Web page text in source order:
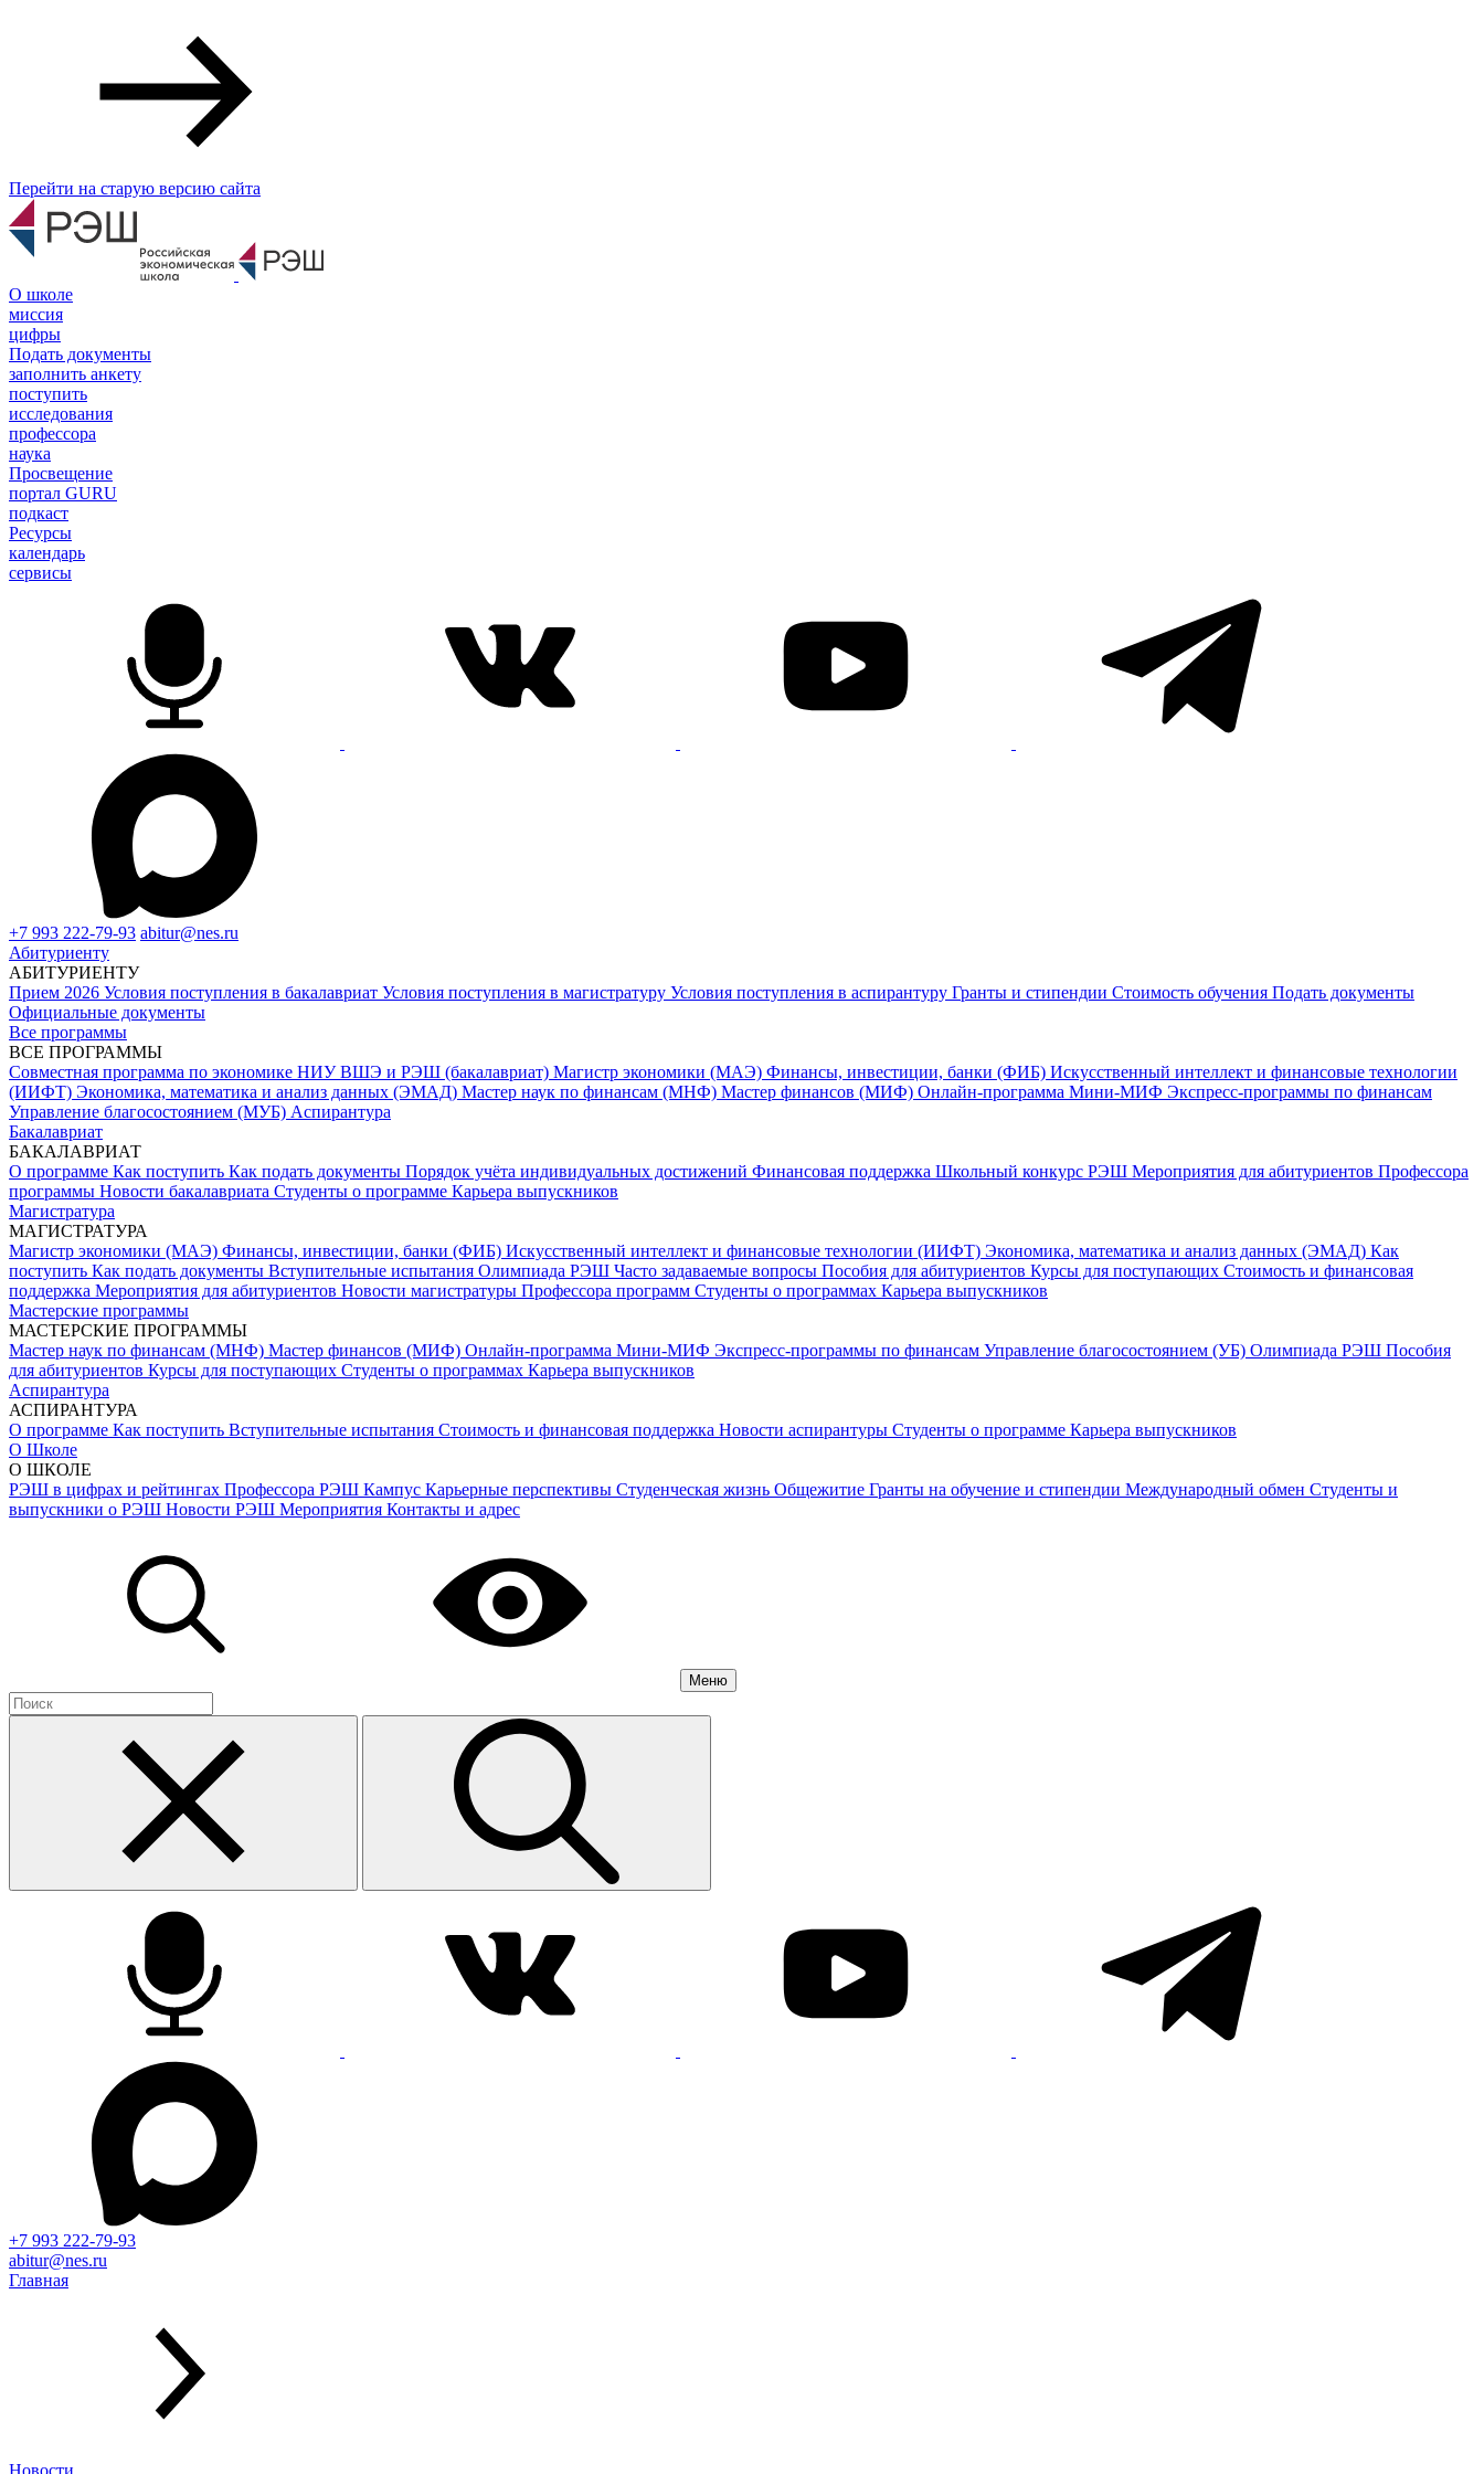
Перейти на старую версию сайта
О школе
миссия
цифры
Подать документы
заполнить анкету
поступить
исследования
профессора
наука
Просвещение
портал GURU
подкаст
Ресурсы
календарь
сервисы
+7 993 222-79-93 abitur@nes.ru
Абитуриенту
АБИТУРИЕНТУ
Прием 2026 Условия поступления в бакалавриат Условия поступления в магистратуру Условия поступления в аспирантуру Гранты и стипендии Стоимость обучения Подать документы
Официальные документы
Все программы
ВСЕ ПРОГРАММЫ
Совместная программа по экономике НИУ ВШЭ и РЭШ (бакалавриат) Магистр экономики (МАЭ) Финансы, инвестиции, банки (ФИБ) Искусственный интеллект и финансовые технологии
(ИИФТ) Экономика, математика и анализ данных (ЭМАД) Мастер наук по финансам (МНФ) Мастер финансов (МИФ) Онлайн-программа Мини-МИФ Экспресс-программы по финансам
Управление благосостоянием (МУБ) Аспирантура
Бакалавриат
БАКАЛАВРИАТ
О программе Как поступить Как подать документы Порядок учёта индивидуальных достижений Финансовая поддержка Школьный конкурс РЭШ Мероприятия для абитуриентов Профессора
программы Новости бакалавриата Студенты о программе Карьера выпускников
Магистратура
МАГИСТРАТУРА
Магистр экономики (МАЭ) Финансы, инвестиции, банки (ФИБ) Искусственный интеллект и финансовые технологии (ИИФТ) Экономика, математика и анализ данных (ЭМАД) Как
поступить Как подать документы Вступительные испытания Олимпиада РЭШ Часто задаваемые вопросы Пособия для абитуриентов Курсы для поступающих Стоимость и финансовая
поддержка Мероприятия для абитуриентов Новости магистратуры Профессора программ Студенты о программах Карьера выпускников
Мастерские программы
МАСТЕРСКИЕ ПРОГРАММЫ
Мастер наук по финансам (МНФ) Мастер финансов (МИФ) Онлайн-программа Мини-МИФ Экспресс-программы по финансам Управление благосостоянием (УБ) Олимпиада РЭШ Пособия
для абитуриентов Курсы для поступающих Студенты о программах Карьера выпускников
Аспирантура
АСПИРАНТУРА
О программе Как поступить Вступительные испытания Стоимость и финансовая поддержка Новости аспирантуры Студенты о программе Карьера выпускников
О Школе
О ШКОЛЕ
РЭШ в цифрах и рейтингах Профессора РЭШ Кампус Карьерные перспективы Студенческая жизнь Общежитие Гранты на обучение и стипендии Международный обмен Студенты и
выпускники о РЭШ Новости РЭШ Мероприятия Контакты и адрес
Меню
+7 993 222-79-93
abitur@nes.ru
Главная
Новости